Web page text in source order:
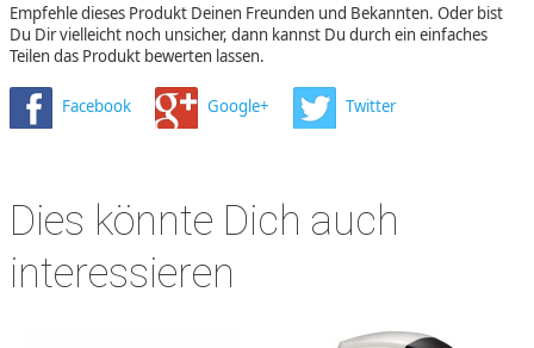
Empfehle dieses Produkt Deinen Freunden und Bekannten. Oder bist
Du Dir vielleicht noch unsicher, dann kannst Du durch ein einfaches
Teilen das Produkt bewerten lassen.
Facebook Google+ Twitter
Dies könnte Dich auch
interessieren